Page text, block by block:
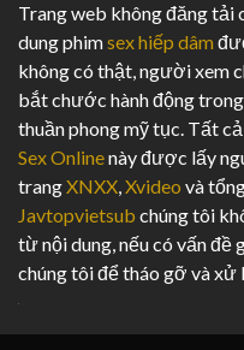
Trang web không đăng tải
dung phimsex hiếp dâm
không có thật, người xem
bắt chước hành động trong
thuần phong mỹ tục. Tất
Sex Onlinenày được lấy
trangXNXX Xvideo và
Javtopvietsub chúng tôi
từ nội dung, nếu có vấn đề
chúng tôi để tháo gỡ và xử